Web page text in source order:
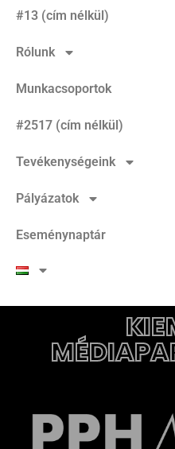
#13 (cím nélkül)
Rólunk
Munkacsoportok
#2517 (cím nélkül)
Tevékenységeink
Pályázatok
Eseménynaptár